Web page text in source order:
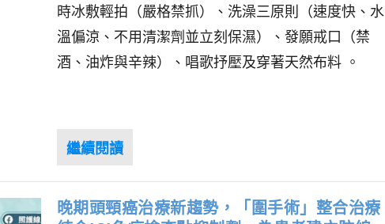
時冰敷輕拍（嚴格禁抓）、洗澡三原則（速度快、水
溫偏涼、不用清潔劑並立刻保濕）、發願戒口（禁
酒、油炸與辛辣）、唱歌抒壓及穿著天然布料 。
晚期頭頸癌治療新趨勢，「圍手術」整合治療